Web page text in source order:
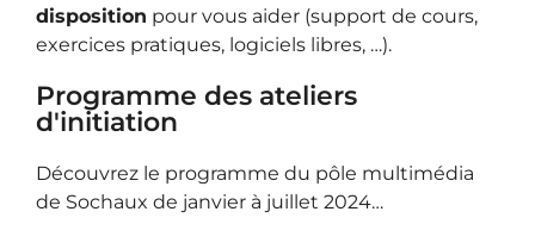
disposition pour vous aider (support de cours,
exercices pratiques, logiciels libres, …).
Programme des ateliers
d'initiation
Découvrez le programme du pôle multimédia
de Sochaux de janvier à juillet 2024…